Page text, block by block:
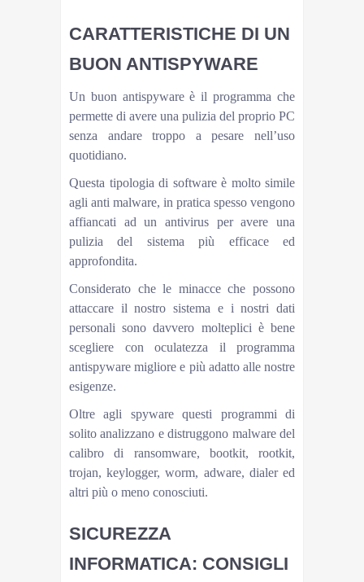
CARATTERISTICHE DI UN
BUON ANTISPYWARE
Un buon antispyware è il programma che
permette di avere una pulizia del proprio PC
senza andare troppo a pesare nell’uso
quotidiano.
Questa tipologia di software è molto simile
agli anti malware, in pratica spesso vengono
affiancati ad un antivirus per avere una
pulizia del sistema più efficace ed
approfondita.
Considerato che le minacce che possono
attaccare il nostro sistema e i nostri dati
personali sono davvero molteplici è bene
scegliere con oculatezza il programma
antispyware migliore e più adatto alle nostre
esigenze.
Oltre agli spyware questi programmi di
solito analizzano e distruggono malware del
calibro di ransomware, bootkit, rootkit,
trojan, keylogger, worm, adware, dialer ed
altri più o meno conosciuti.
SICUREZZA
INFORMATICA: CONSIGLI